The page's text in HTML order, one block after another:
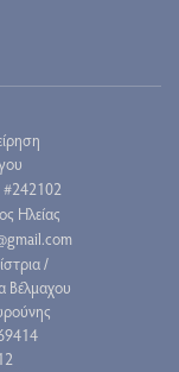
Ηλείας
/
Βέλμαχου